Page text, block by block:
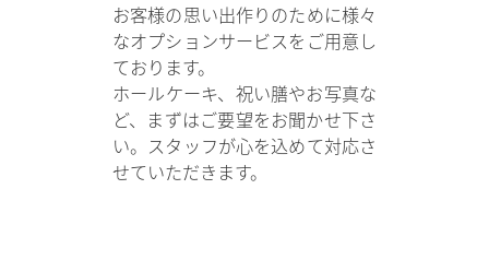
お客様の思い出作りのために様々
なオプションサービスをご用意し
ております。
ホールケーキ、祝い膳やお写真な
ど、まずはご要望をお聞かせ下さ
い。スタッフが心を込めて対応さ
せていただきます。